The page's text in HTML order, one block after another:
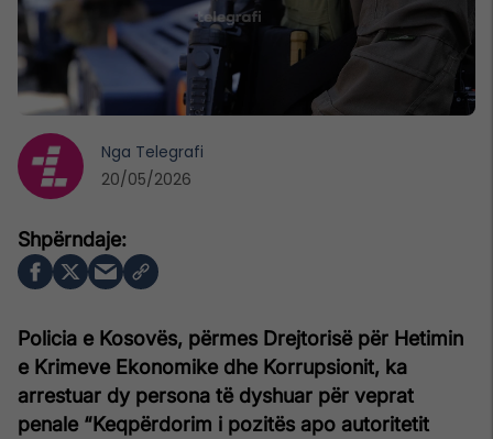
Policia e Kosovës, përmes Drejtorisë për Hetimin
e Krimeve Ekonomike dhe Korrupsionit, ka
arrestuar dy persona të dyshuar për veprat
penale “Keqpërdorim i pozitës apo autoritetit
Nga Telegrafi
20/05/2026